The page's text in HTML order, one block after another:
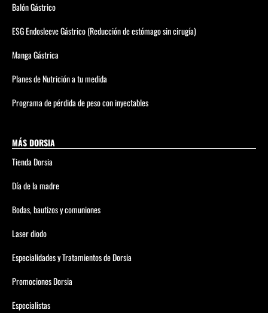
Balón Gástrico
ESG Endosleeve Gástrico (Reducción de estómago sin cirugía)
Manga Gástrica
Planes de Nutrición a tu medida
Programa de pérdida de peso con inyectables
MÁS DORSIA
Tienda Dorsia
Día de la madre
Bodas, bautizos y comuniones
Laser diodo
Especialidades y Tratamientos de Dorsia
Promociones Dorsia
Especialistas